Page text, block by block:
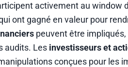
activement au window
ont gagné en valeur pour
peuvent être
audits. Les investisseurs et
conçues pour les